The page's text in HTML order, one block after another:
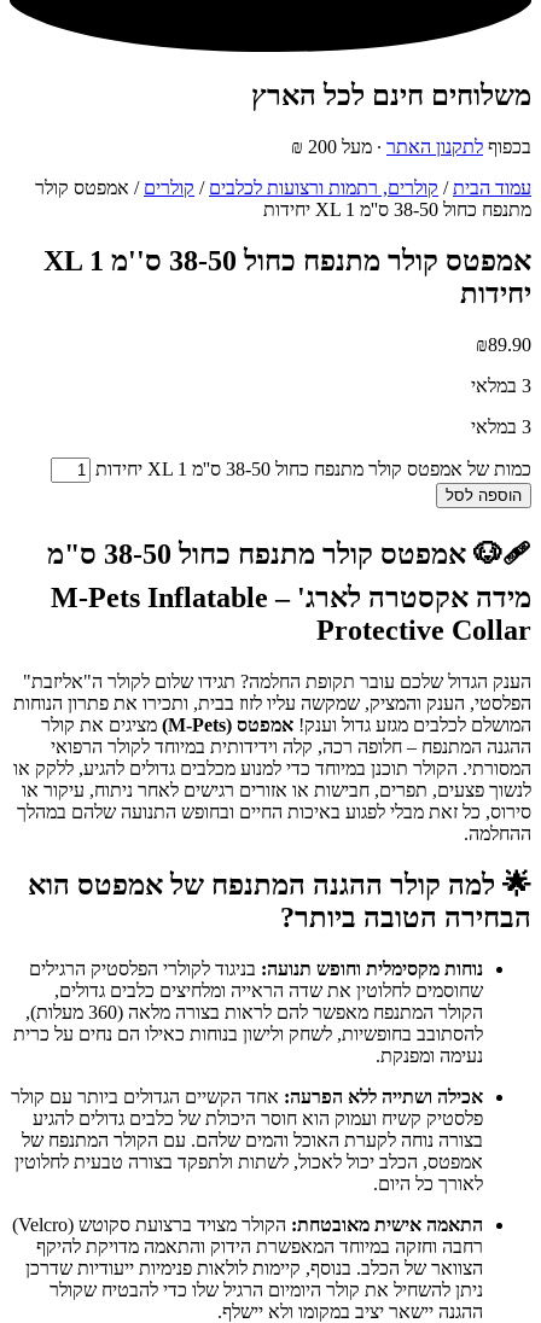
משלוחים חינם לכל הארץ
בכפוף לתקנון האתר ∙ מעל 200 ₪
עמוד הבית/ קולרים, רתמות ורצועות לכלבים / קולרים / אמפטס קולר
מתנפח כחול 38-50 ס''מ XL 1 יחידות
אמפטס קולר מתנפח כחול 38-50 ס''מ XL 1
יחידות
₪89.90
3 במלאי
3 במלאי
כמות של אמפטס קולר מתנפח כחול 38-50 ס''מ XL 1 יחידות
הוספה לסל
🩹🐶
אמפטס קולר מתנפח כחול 38-50 ס"מ
מידה אקסטרה לארג' – M-Pets Inflatable
Protective Collar
הענק הגדול שלכם עובר תקופת החלמה? תגידו שלום לקולר ה"אליזבת"
הפלסטי, הענק והמציק, שמקשה עליו לזוז בבית, ותכירו את פתרון הנוחות
המושלם לכלבים מגזע גדול וענק! אמפטס (M-Pets)
מציגים את קולר
ההגנה המתנפח – חלופה רכה, קלה וידידותית במיוחד לקולר הרפואי
המסורתי. הקולר תוכנן במיוחד כדי למנוע מכלבים גדולים להגיע, ללקק או
לנשוך פצעים, תפרים, חבישות או אזורים רגישים לאחר ניתוח, עיקור או
סירוס, כל זאת מבלי לפגוע באיכות החיים ובחופש התנועה שלהם במהלך
ההחלמה.
🌟 למה קולר ההגנה המתנפח של אמפטס הוא
הבחירה הטובה ביותר?
נוחות מקסימלית וחופש תנועה: בניגוד לקולרי הפלסטיק הרגילים
שחוסמים לחלוטין את שדה הראייה ומלחיצים כלבים גדולים,
הקולר המתנפח מאפשר להם לראות בצורה מלאה (360 מעלות),
להסתובב בחופשיות, לשחק ולישון בנוחות כאילו הם נחים על כרית
נעימה ומפנקת.
אכילה ושתייה ללא הפרעה: אחד הקשיים הגדולים ביותר עם קולר
פלסטיק קשיח ועמוק הוא חוסר היכולת של כלבים גדולים להגיע
בצורה נוחה לקערת האוכל והמים שלהם. עם הקולר המתנפח של
אמפטס, הכלב יכול לאכול, לשתות ולתפקד בצורה טבעית לחלוטין
לאורך כל היום.
התאמה אישית מאובטחת:
הקולר מצויד ברצועת סקוטש (Velcro)
רחבה וחזקה במיוחד המאפשרת הידוק והתאמה מדויקת להיקף
הצוואר של הכלב. בנוסף, קיימות לולאות פנימיות ייעודיות שדרכן
ניתן להשחיל את קולר היומיום הרגיל שלו כדי להבטיח שקולר
ההגנה יישאר יציב במקומו ולא יישלף.